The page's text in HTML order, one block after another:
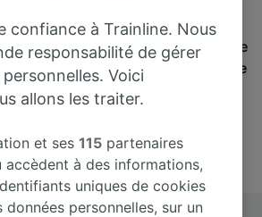
des voyages, en train et en bus.
votre voyage commence
avec plus de 170 compagnies de
et achetez vos billets sur
confiance à Trainline. Nous
responsabilité de gérer
Voici
allons les traiter.
et ses115 partenaires
à des informations,
uniques de cookies
personnelles, sur un